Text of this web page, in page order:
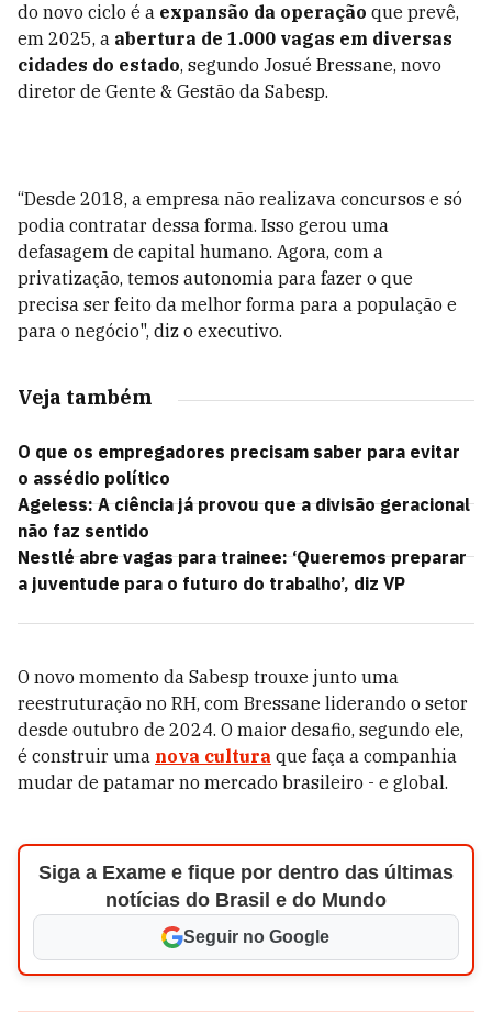
do novo ciclo é a expansão da operação que prevê,
em 2025, a abertura de 1.000 vagas em diversas
cidades do estado, segundo Josué Bressane, novo
diretor de Gente & Gestão da Sabesp.
“Desde 2018, a empresa não realizava concursos e só
podia contratar dessa forma. Isso gerou uma
defasagem de capital humano. Agora, com a
privatização, temos autonomia para fazer o que
precisa ser feito da melhor forma para a população e
para o negócio", diz o executivo.
Veja também
O que os empregadores precisam saber para evitar
o assédio político
Ageless: A ciência já provou que a divisão geracional
não faz sentido
Nestlé abre vagas para trainee: ‘Queremos preparar
a juventude para o futuro do trabalho’, diz VP
O novo momento da Sabesp trouxe junto uma
reestruturação no RH, com Bressane liderando o setor
desde outubro de 2024. O maior desafio, segundo ele,
é construir uma nova cultura que faça a companhia
mudar de patamar no mercado brasileiro - e global.
Siga a Exame e fique por dentro das últimas
notícias do Brasil e do Mundo
Seguir no Google